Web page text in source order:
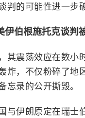
的可能性进一步
伊伯根施托克谈判
其震荡效应在数小
炸，不仅粉碎了地
忘录的公开撕毁。
与伊朗原定在瑞士